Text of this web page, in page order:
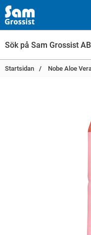
Startsidan Nobe Aloe